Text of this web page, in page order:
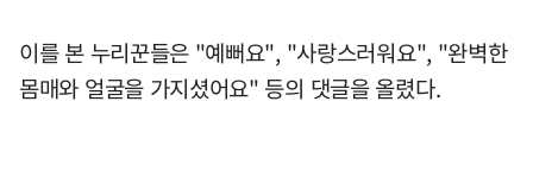
이를 본 누리꾼들은 "예뻐요", "사랑스러워요", "완벽한
몸매와 얼굴을 가지셨어요" 등의 댓글을 올렸다.